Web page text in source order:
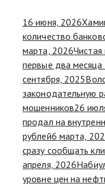
16 июня, 2026
количество
марта, 2026
первые два
сентября, 2025
законодательную
мошенников26
продал на
рублей6 марта,
сразу сообщать
апреля, 2026
уровне цен на